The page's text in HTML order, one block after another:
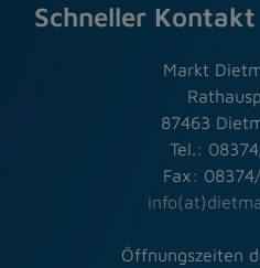
Schneller
Markt
87463
Tel.:
Fax:
Öffnungszeiten